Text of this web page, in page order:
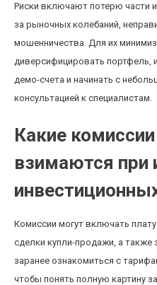
Риски включают потерю части
за рыночных колебаний,
мошенничества. Для их
диверсифицировать портфель,
демо-счета и начинать с
консультацией к специалистам.
Какие
взимаются при
Комиссии могут включать
сделки купли-продажи, а также
заранее ознакомиться с
чтобы понять полную картину